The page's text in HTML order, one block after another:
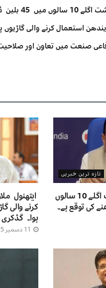
توقع ہے۔ جتیندر سنگھ
استعمال کرنے والی گاڑیوں
صنعت میں تعاون اور
تازہ ترین خبریں
بھارت کی خلائی معیشت اگلے 10 سالوں
کی توقع ہے۔
ایتھنول
کرنے والی
ہوا۔ گڈکری